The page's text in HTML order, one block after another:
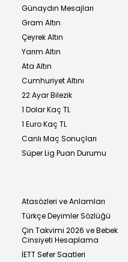
Günaydın Mesajları
Gram Altın
Çeyrek Altın
Yarım Altın
Ata Altın
Cumhuriyet Altını
22 Ayar Bilezik
1 Dolar Kaç TL
1 Euro Kaç TL
Canlı Maç Sonuçları
Süper Lig Puan Durumu
Atasözleri ve Anlamları
Türkçe Deyimler Sözlüğü
Çin Takvimi 2026 ve Bebek
Cinsiyeti Hesaplama
İETT Sefer Saatleri